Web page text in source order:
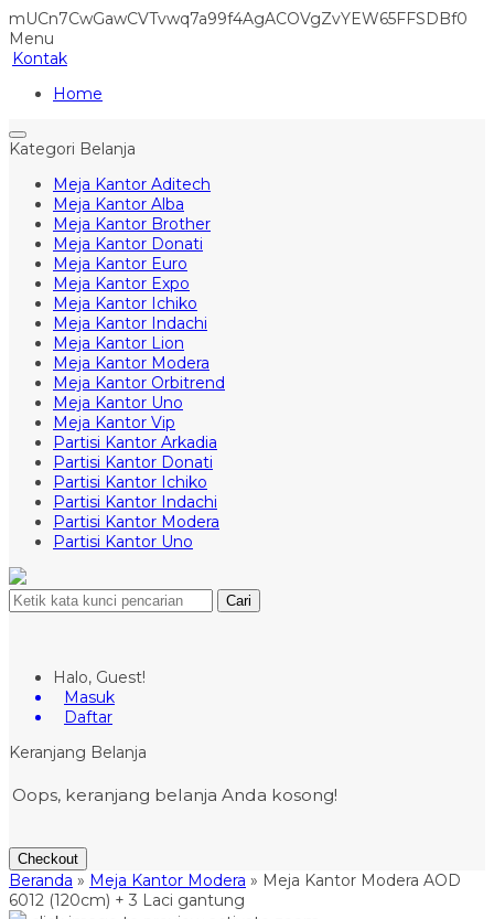
mUCn7CwGawCVTvwq7a99f4AgACOVgZvYEW65FFSDBf0
Menu
Kontak
Home
Kategori Belanja
Meja Kantor Aditech
Meja Kantor Alba
Meja Kantor Brother
Meja Kantor Donati
Meja Kantor Euro
Meja Kantor Expo
Meja Kantor Ichiko
Meja Kantor Indachi
Meja Kantor Lion
Meja Kantor Modera
Meja Kantor Orbitrend
Meja Kantor Uno
Meja Kantor Vip
Partisi Kantor Arkadia
Partisi Kantor Donati
Partisi Kantor Ichiko
Partisi Kantor Indachi
Partisi Kantor Modera
Partisi Kantor Uno
Cari
Halo, Guest!
Masuk
Daftar
Keranjang Belanja
Oops, keranjang belanja Anda kosong!
Checkout
Beranda » Meja Kantor Modera » Meja Kantor Modera AOD
6012 (120cm) + 3 Laci gantung